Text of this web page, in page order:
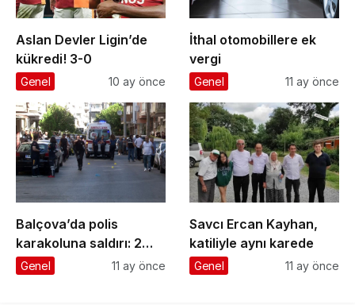
Aslan Devler Ligin’de
kükredi! 3-0
Genel 10 ay önce
İthal otomobillere ek
vergi
Genel 11 ay önce
Balçova’da polis
karakoluna saldırı: 2
şehit, 1 yaralı
Genel 11 ay önce
Savcı Ercan Kayhan,
katiliyle aynı karede
Genel 11 ay önce